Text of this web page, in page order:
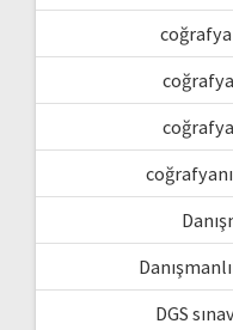
DGS